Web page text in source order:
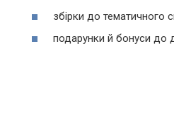
збірки до тематичного
подарунки й бонуси до